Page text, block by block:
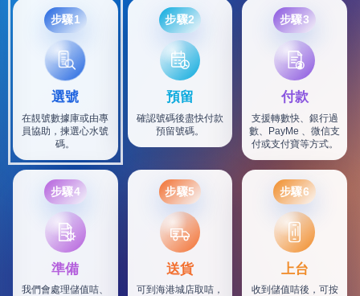
步驟1
選號
在靚號數據庫或由專
員協助，揀選心水號
碼。
步驟2
預留
確認號碼後盡快付款
預留號碼。
步驟3
付款
支援轉數快、銀行過
數、PayMe 、微信支
付或支付寶等方式。
步驟4
準備
我們會處理儲值咭、
步驟5
SF
送貨
可到海港城店取咭，
步驟6
上台
收到儲值咭後，可按